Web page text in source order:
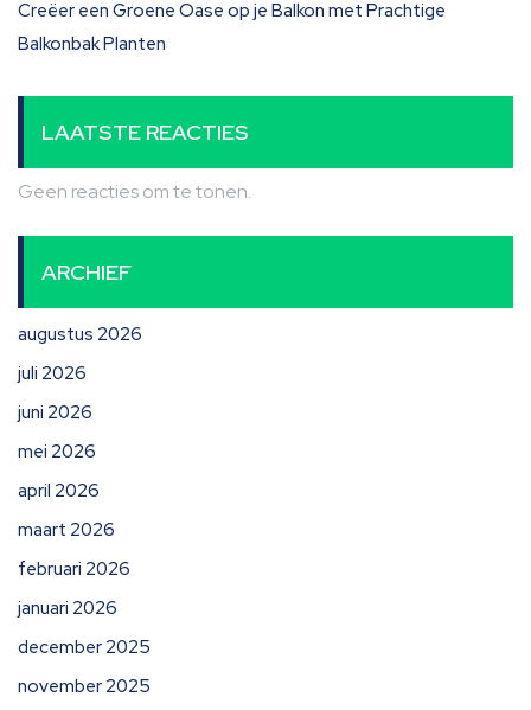
Creëer een Groene Oase op je Balkon met Prachtige
Balkonbak Planten
LAATSTE REACTIES
Geen reacties om te tonen.
ARCHIEF
augustus 2026
juli 2026
juni 2026
mei 2026
april 2026
maart 2026
februari 2026
januari 2026
december 2025
november 2025